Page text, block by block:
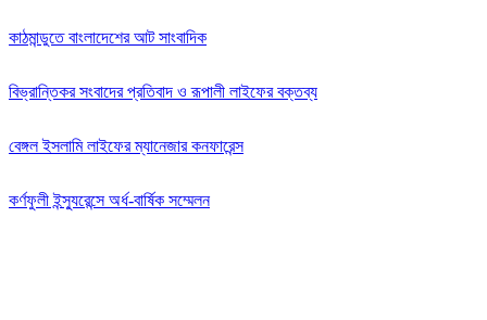
কাঠমান্ডুতে বাংলাদেশের আট সাংবাদিক
বিভ্রান্তিকর সংবাদের প্রতিবাদ ও রূপালী লাইফের বক্তব্য
বেঙ্গল ইসলামি লাইফের ম্যানেজার কনফারেন্স
কর্ণফুলী ইন্স্যুরেন্সে অর্ধ-বার্ষিক সম্মেলন